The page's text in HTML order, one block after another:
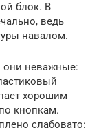
блок. В
ведь
навалом.
они неважные:
хорошим
кнопкам.
слабовато: